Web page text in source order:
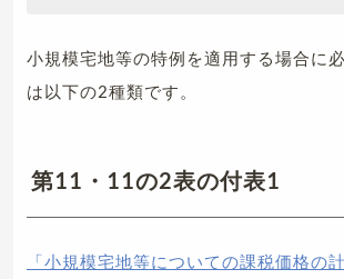
小規模宅地等の特例を適用する場合に
は以下の2種類です。
第11・11の2表の付表1
「小規模宅地等についての課税価格の